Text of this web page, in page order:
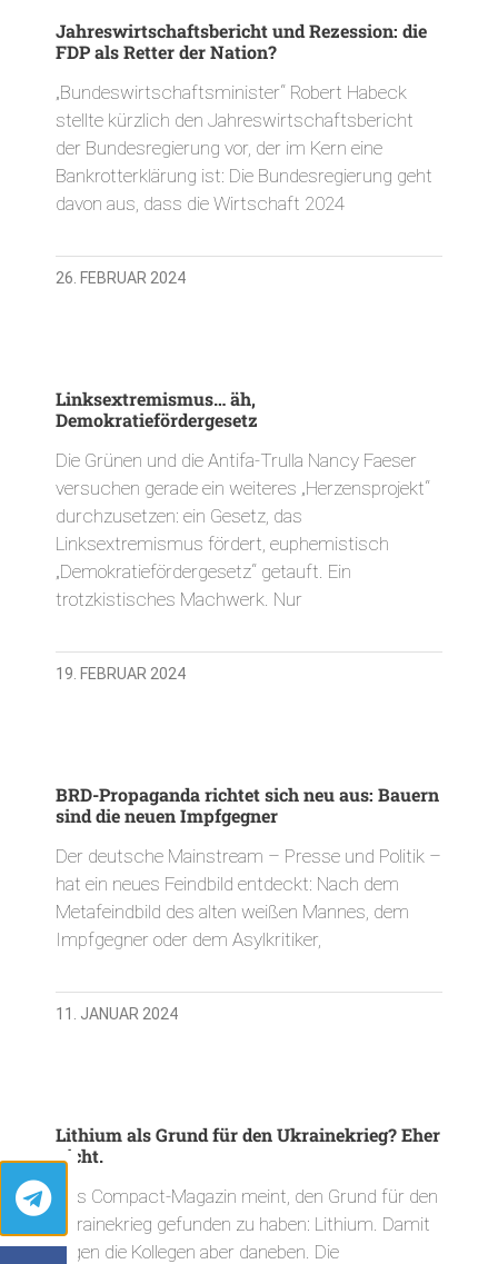
Jahreswirtschaftsbericht und Rezession: die
FDP als Retter der Nation?
„Bundeswirtschaftsminister“ Robert Habeck
stellte kürzlich den Jahreswirtschaftsbericht
der Bundesregierung vor, der im Kern eine
Bankrotterklärung ist: Die Bundesregierung geht
davon aus, dass die Wirtschaft 2024
26. FEBRUAR 2024
Linksextremismus… äh,
Demokratiefördergesetz
Die Grünen und die Antifa-Trulla Nancy Faeser
versuchen gerade ein weiteres „Herzensprojekt“
durchzusetzen: ein Gesetz, das
Linksextremismus fördert, euphemistisch
„Demokratiefördergesetz“ getauft. Ein
trotzkistisches Machwerk. Nur
19. FEBRUAR 2024
BRD-Propaganda richtet sich neu aus: Bauern
sind die neuen Impfgegner
Der deutsche Mainstream – Presse und Politik –
hat ein neues Feindbild entdeckt: Nach dem
Metafeindbild des alten weißen Mannes, dem
Impfgegner oder dem Asylkritiker,
11. JANUAR 2024
Lithium als Grund für den Ukrainekrieg? Eher
nicht.
Das Compact-Magazin meint, den Grund für den
Ukrainekrieg gefunden zu haben: Lithium. Damit
liegen die Kollegen aber daneben. Die